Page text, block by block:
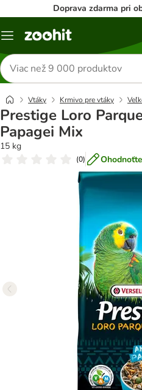
Doprava zdarma pri
Kategórie
Hľadať
produkty
Vtáky Krmivo pre vtáky
Prestige Loro
Papagei Mix
15 kg
(0)